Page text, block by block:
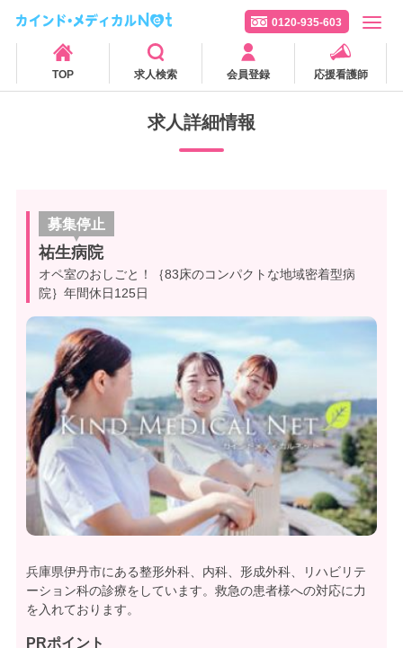
0120-935-603
TOP 求人検索 会員登録 応援看護師
求人詳細情報
募集停止
祐生病院
オペ室のおしごと！｛83床のコンパクトな地域密着型病
院｝年間休日125日
兵庫県伊丹市にある整形外科、内科、形成外科、リハビリテ
ーション科の診療をしています。救急の患者様への対応に力
を入れております。
PRポイント